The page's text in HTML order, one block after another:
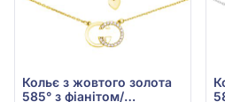
Кольє з жовтого золота
585° з фіанітом/